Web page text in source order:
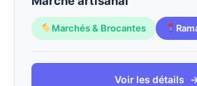
Marchés & Brocantes
Voir les détails